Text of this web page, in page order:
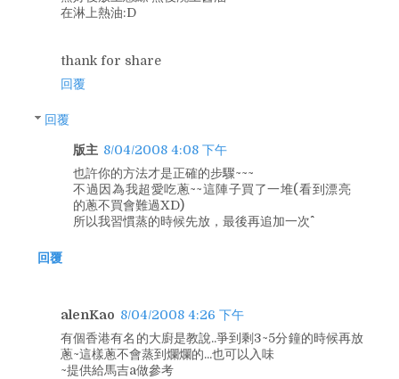
在淋上熱油:D
thank for share
回覆
回覆
版主 8/04/2008 4:08 下午
也許你的方法才是正確的步驟~~~
不過因為我超愛吃蔥~~這陣子買了一堆(看到漂亮
的蔥不買會難過XD)
所以我習慣蒸的時候先放，最後再追加一次^^
回覆
alenKao 8/04/2008 4:26 下午
有個香港有名的大廚是教說..爭到剩3~5分鐘的時候再放
蔥~這樣蔥不會蒸到爛爛的...也可以入味
~提供給馬吉a做參考